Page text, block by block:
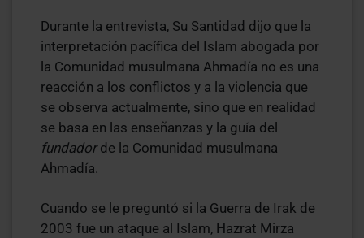
Durante la entrevista, Su Santidad dijo que la
interpretación pacífica del Islam abogada por
la Comunidad musulmana Ahmadía no es una
reacción a los conflictos y a la violencia que
se observa actualmente, sino que en realidad
se basa en las enseñanzas y la guía del
fundadorde la Comunidad musulmana
Ahmadía.
Cuando se le preguntó si la Guerra de Irak de
2003 fue un ataque al Islam, Hazrat Mirza